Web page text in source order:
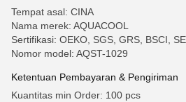
Tempat asal: CINA
Nama merek: AQUACOOL
Sertifikasi: OEKO, SGS, GRS, BSCI,
Nomor model: AQST-1029
Ketentuan Pembayaran & Pengiriman
Kuantitas min Order: 100 pcs